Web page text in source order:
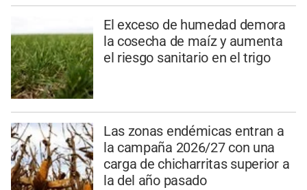
El exceso de humedad demora
la cosecha de maíz y aumenta
el riesgo sanitario en el trigo
Las zonas endémicas entran a
la campaña 2026/27 con una
carga de chicharritas superior a
la del año pasado